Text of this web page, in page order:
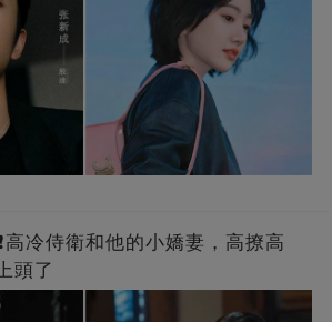
高冷侍衛和他的小嬌妻，高撩高
頭了